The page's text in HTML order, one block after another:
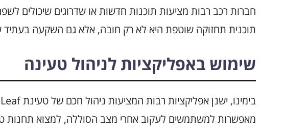
חברות רכב רבות מציעות תוכנות חדשות או שדרוגים שיכולים
תוכנית תחזוקה שוטפת היא לא רק חובה, אלא גם השקעה
שימוש באפליקציות לניהול טעינה
מאפשרות למשתמשים לעקוב אחרי מצב הסוללה, למצוא תחנות